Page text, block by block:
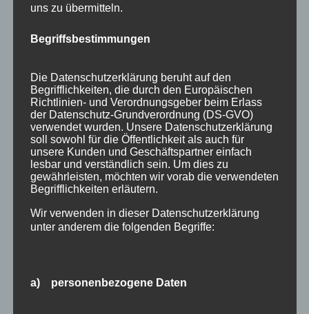
Natur. Auch wenn es im April ab und zu mal
so gibt es doch viel zu entdecken und es gibt
auch genügend Schlechtwetter-Alternativen die
Ihren Aufenthalt in Oberstdorf trotzdem zu
einem schönen Erlebnis machen. Unsere
komfortablen und voll ausgestatteten
Ferienwohnungen sind die ideale
Ausgangspunkt für Sie – um Oberstdorf, die
Ferienwohnung online buchen
Oberstdorf
uns zu übermitteln.
Begriffsbestimmungen
Die Datenschutzerklärung beruht auf den
Begrifflichkeiten, die durch den Europäischen
Richtlinien- und Verordnungsgeber beim Erlass
der Datenschutz-Grundverordnung (DS-GVO)
verwendet wurden. Unsere Datenschutzerklärung
soll sowohl für die Öffentlichkeit als auch für
unsere Kunden und Geschäftspartner einfach
lesbar und verständlich sein. Um dies zu
gewährleisten, möchten wir vorab die verwendeten
Begrifflichkeiten erläutern.
Wir verwenden in dieser Datenschutzerklärung
unter anderem die folgenden Begriffe:
a) personenbezogene Daten